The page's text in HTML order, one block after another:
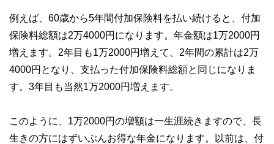
例えば、60歳から5年間付加保険料を払い続けると、付加
保険料総額は2万4000円になります。年金額は1万2000円
増えます。2年目も1万2000円増えて、2年間の累計は2万
4000円となり、支払った付加保険料総額と同じになりま
す。3年目も当然1万2000円増えます。
このように、1万2000円の増額は一生涯続きますので、長
生きの方にはずいぶんお得な年金になります。以前は、付